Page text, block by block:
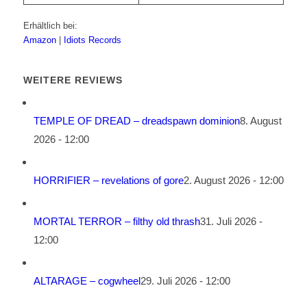
Erhältlich bei:
Amazon
Idiots Records
WEITERE REVIEWS
TEMPLE OF DREAD – dreadspawn dominion8. August
2026 - 12:00
HORRIFIER – revelations of gore2. August 2026 - 12:00
MORTAL TERROR – filthy old thrash31. Juli 2026 -
12:00
ALTARAGE – cogwheel29. Juli 2026 - 12:00